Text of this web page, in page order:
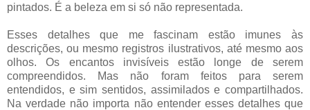
pintados. É a beleza em si só não representada.
Esses detalhes que me fascinam estão imunes às
descrições, ou mesmo registros ilustrativos, até mesmo aos
olhos. Os encantos invisíveis estão longe de serem
compreendidos. Mas não foram feitos para serem
entendidos, e sim sentidos, assimilados e compartilhados.
Na verdade não importa não entender esses detalhes que